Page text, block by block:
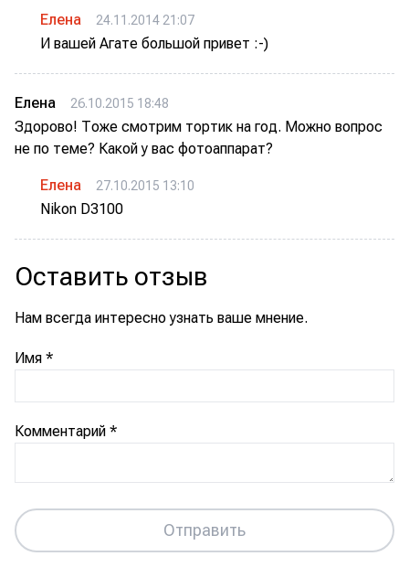
Елена 24.11.2014 21:07
И вашей Агате большой привет :-)
Елена 26.10.2015 18:48
Здорово! Тоже смотрим тортик на год. Можно вопрос
не по теме? Какой у вас фотоаппарат?
Елена 27.10.2015 13:10
Nikon D3100
Оставить отзыв
Нам всегда интересно узнать ваше мнение.
Имя *
Комментарий *
Отправить